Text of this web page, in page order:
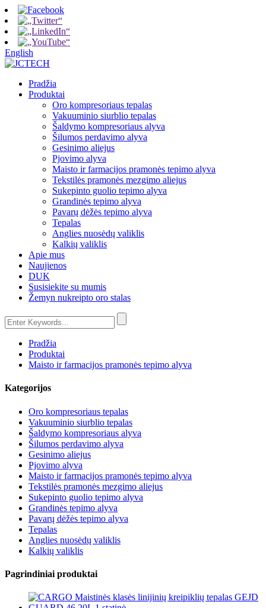
English
Pradžia
Produktai
Oro kompresoriaus tepalas
Vakuuminio siurblio tepalas
Šaldymo kompresoriaus alyva
Šilumos perdavimo alyva
Gesinimo aliejus
Pjovimo alyva
Maisto ir farmacijos pramonės tepimo alyva
Tekstilės pramonės mezgimo aliejus
Sukepinto guolio tepimo alyva
Grandinės tepimo alyva
Pavarų dėžės tepimo alyva
Tepalas
Anglies nuosėdų valiklis
Kalkių valiklis
Apie mus
Naujienos
DUK
Susisiekite su mumis
Žemyn nukreipto oro stalas
Pradžia
Produktai
Maisto ir farmacijos pramonės tepimo alyva
Kategorijos
Oro kompresoriaus tepalas
Vakuuminio siurblio tepalas
Šaldymo kompresoriaus alyva
Šilumos perdavimo alyva
Gesinimo aliejus
Pjovimo alyva
Maisto ir farmacijos pramonės tepimo alyva
Tekstilės pramonės mezgimo aliejus
Sukepinto guolio tepimo alyva
Grandinės tepimo alyva
Pavarų dėžės tepimo alyva
Tepalas
Anglies nuosėdų valiklis
Kalkių valiklis
Pagrindiniai produktai